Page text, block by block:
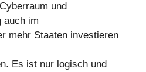
und
auch im
mehr Staaten investieren
Es ist nur logisch und